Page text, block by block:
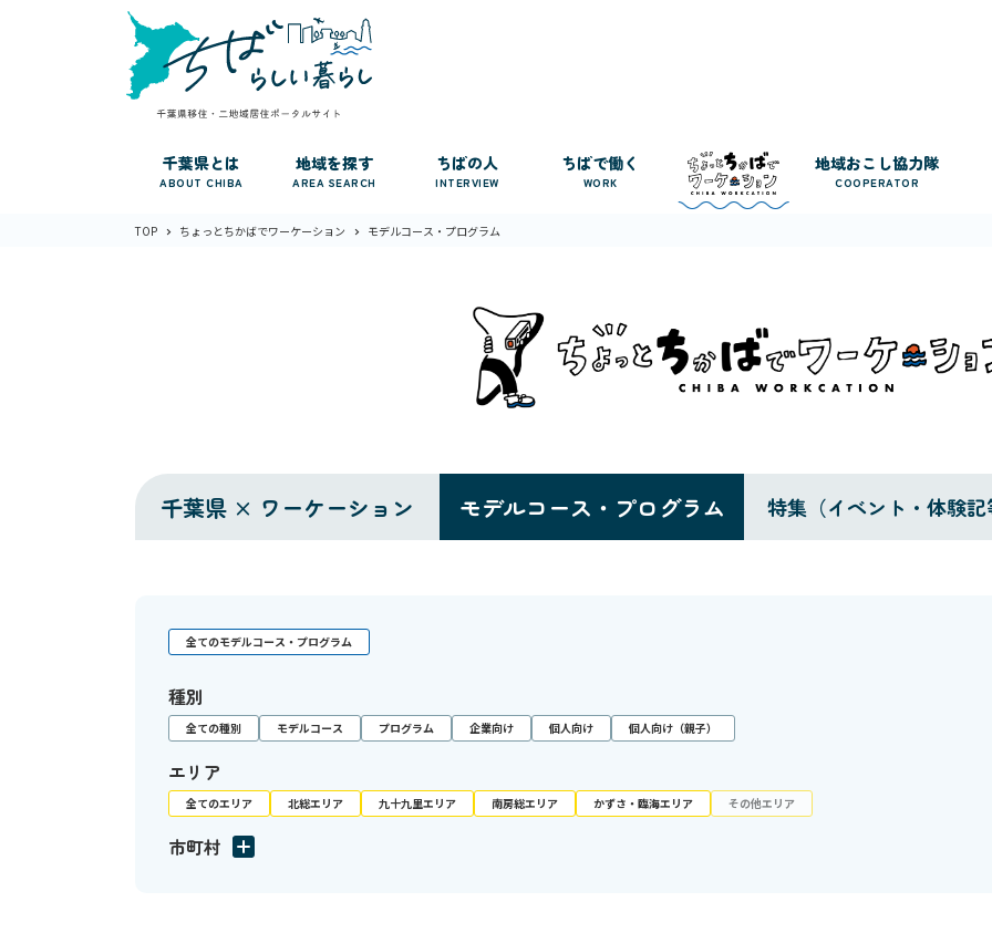
千葉県とは
ABOUT CHIBA
地域を探す
AREA SEARCH
ちばの人
INTERVIEW
ちばで働く
WORK
地域おこし協力隊
COOPERATOR
TOP ちょっとちかばでワーケーション モデルコース・プログラム
千葉県 × ワーケーション モデルコース・プログラム 特集（イベント・体験記
全てのモデルコース・プログラム
種別
全ての種別 モデルコース プログラム 企業向け 個人向け 個人向け（親子）
エリア
全てのエリア 北総エリア 九十九里エリア 南房総エリア かずさ・臨海エリア その他エリア
市町村